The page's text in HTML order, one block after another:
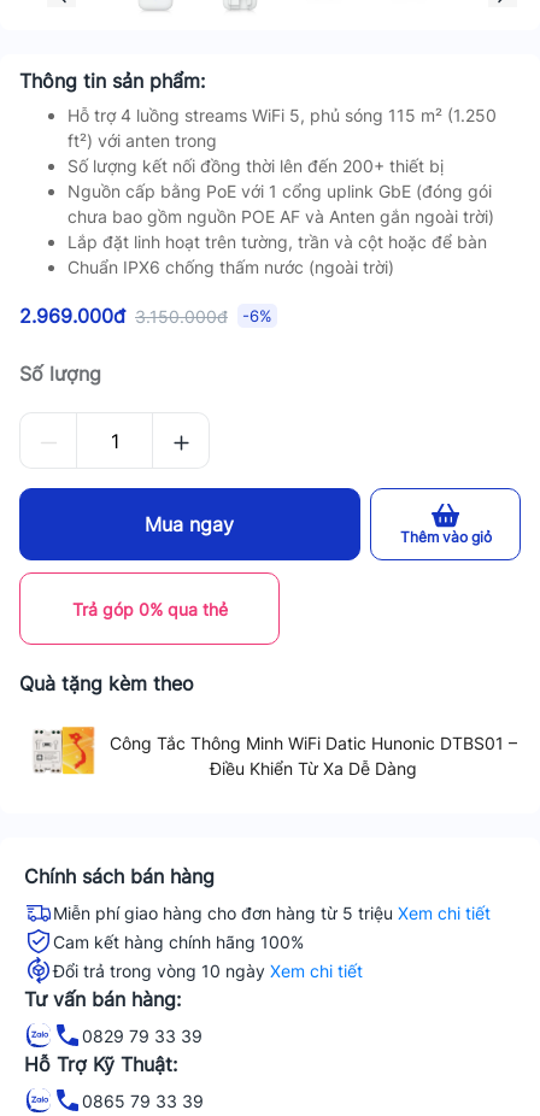
Thông tin sản phẩm:
Hỗ trợ 4 luồng streams WiFi 5, phủ sóng 115 m² (1.250
ft²) với anten trong
Số lượng kết nối đồng thời lên đến 200+ thiết bị
Nguồn cấp bằng PoE với 1 cổng uplink GbE (đóng gói
chưa bao gồm nguồn POE AF và Anten gắn ngoài trời)
Lắp đặt linh hoạt trên tường, trần và cột hoặc để bàn
Chuẩn IPX6 chống thấm nước (ngoài trời)
2.969.000đ 3.150.000đ -6%
Số lượng
Mua ngay Thêm vào giỏ
Trả góp 0% qua thẻ
Quà tặng kèm theo
Công Tắc Thông Minh WiFi Datic Hunonic DTBS01 –
Điều Khiển Từ Xa Dễ Dàng
Chính sách bán hàng
Miễn phí giao hàng cho đơn hàng từ 5 triệu Xem chi tiết
Cam kết hàng chính hãng 100%
Đổi trả trong vòng 10 ngày Xem chi tiết
Tư vấn bán hàng:
0829 79 33 39
Hỗ Trợ Kỹ Thuật:
0865 79 33 39